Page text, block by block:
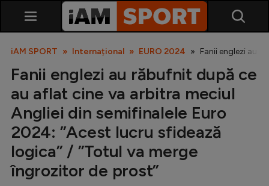
SuperLiga
Liga 2
iAM SPORT Internațional EURO 2024 Fanii englezi au
Fanii englezi au răbufnit după ce
au aflat cine va arbitra meciul
Angliei din semifinalele Euro
2024: ”Acest lucru sfidează
logica” / ”Totul va merge
îngrozitor de prost”